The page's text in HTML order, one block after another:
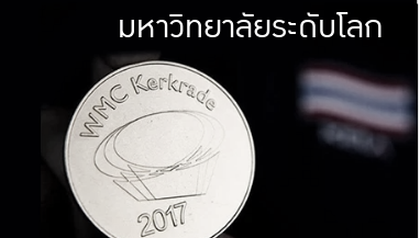
มหาวิทยา
พร้อมที่จ
และผลักดันในการใช้ระบบส
เพื่อการทำงานแ
มหาวิทยาลัยระดับโลก